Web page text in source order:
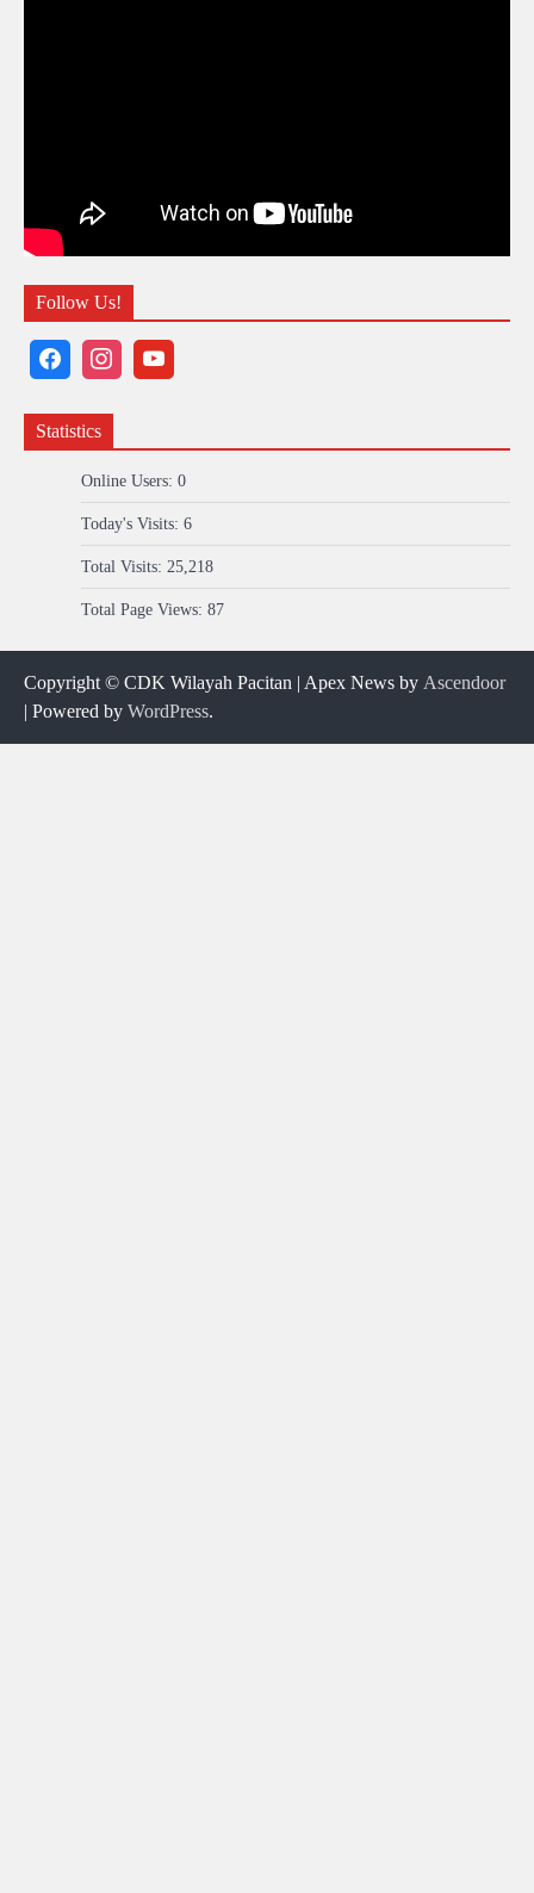
Follow Us!
Statistics
Online Users: 0
Today's Visits: 6
Total Visits: 25,218
Total Page Views: 87
Copyright © CDK Wilayah Pacitan | Apex News by Ascendoor
| Powered by WordPress.